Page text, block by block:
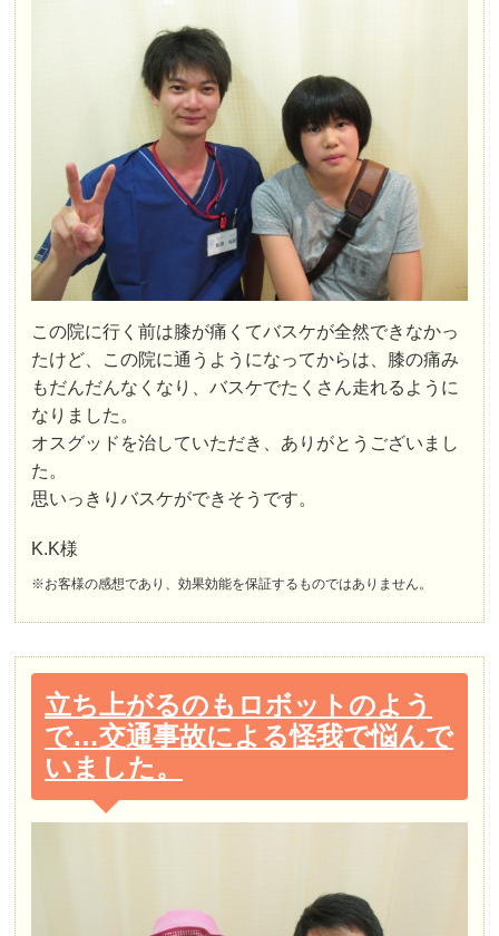
この院に行く前は膝が痛くてバスケが全然できなかっ
たけど、この院に通うようになってからは、膝の痛み
もだんだんなくなり、バスケでたくさん走れるように
なりました。
オスグッドを治していただき、ありがとうございまし
た。
思いっきりバスケができそうです。
K.K様
※お客様の感想であり、効果効能を保証するものではありません。
立ち上がるのもロボットのよう
で…交通事故による怪我で悩んで
いました。